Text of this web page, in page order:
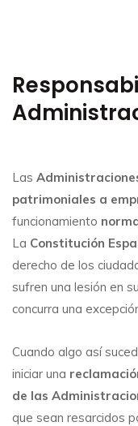
Las
patrimoniales a
funcionamiento
La Constitución
derecho de los
sufren una lesión en
concurra una
Cuando algo así
iniciar una
de las
que sean resarcidos